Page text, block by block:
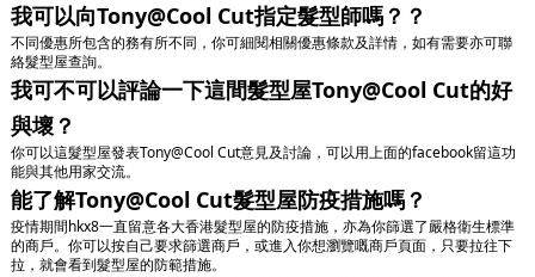
我可以向Tony@Cool Cut指定髮型師嗎？？
不同優惠所包含的務有所不同，你可細閱相關優惠條款及詳情，如有需要亦可聯
絡髮型屋查詢。
我可不可以評論一下這間髮型屋Tony@Cool Cut的好
與壞？
你可以這髮型屋發表Tony@Cool Cut意見及討論，可以用上面的facebook留這功
能與其他用家交流。
能了解Tony@Cool Cut髮型屋防疫措施嗎？
疫情期間hkx8一直留意各大香港髮型屋的防疫措施，亦為你篩選了嚴格衛生標準
的商戶。你可以按自己要求篩選商戶，或進入你想瀏覽嘅商戶頁面，只要拉往下
拉，就會看到髮型屋的防範措施。